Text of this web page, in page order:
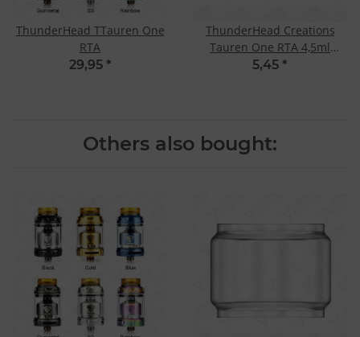
ThunderHead TTauren One
RTA
29,95 *
ThunderHead Creations
Tauren One RTA 4,5ml
Ersatzglas
5,45 *
Others also bought: